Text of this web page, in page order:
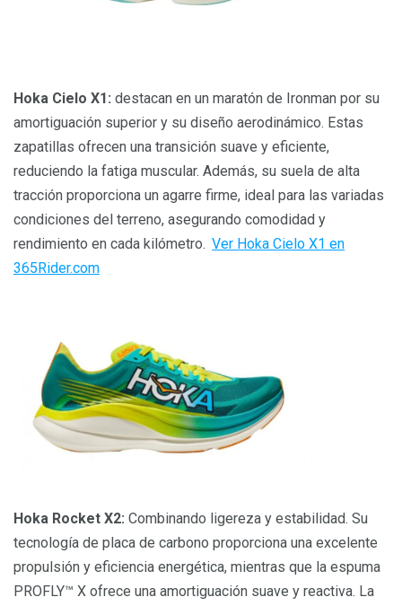
Hoka Cielo X1: destacan en un maratón de Ironman por su
amortiguación superior y su diseño aerodinámico. Estas
zapatillas ofrecen una transición suave y eficiente,
reduciendo la fatiga muscular. Además, su suela de alta
tracción proporciona un agarre firme, ideal para las variadas
condiciones del terreno, asegurando comodidad y
rendimiento en cada kilómetro. Ver Hoka Cielo X1 en
365Rider.com
Hoka Rocket X2: Combinando ligereza y estabilidad. Su
tecnología de placa de carbono proporciona una excelente
propulsión y eficiencia energética, mientras que la espuma
PROFLY™ X ofrece una amortiguación suave y reactiva. La